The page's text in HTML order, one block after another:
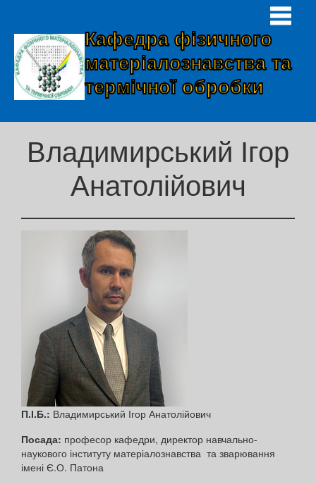
Кафедра фізичного
матеріалознавства та
термічної обробки
Владимирський Ігор
Анатолійович
П.І.Б.: Владимирський Ігор Анатолійович
Посада: професор кафедри, директор навчально-
наукового інституту матеріалознавства та зварювання
імені Є.О. Патона